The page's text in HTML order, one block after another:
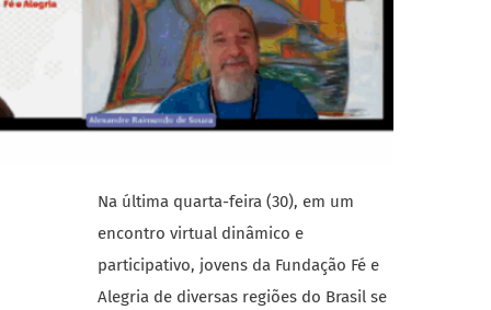
Na última quarta-feira (30), em um
encontro virtual dinâmico e
participativo, jovens da Fundação Fé e
Alegria de diversas regiões do Brasil se